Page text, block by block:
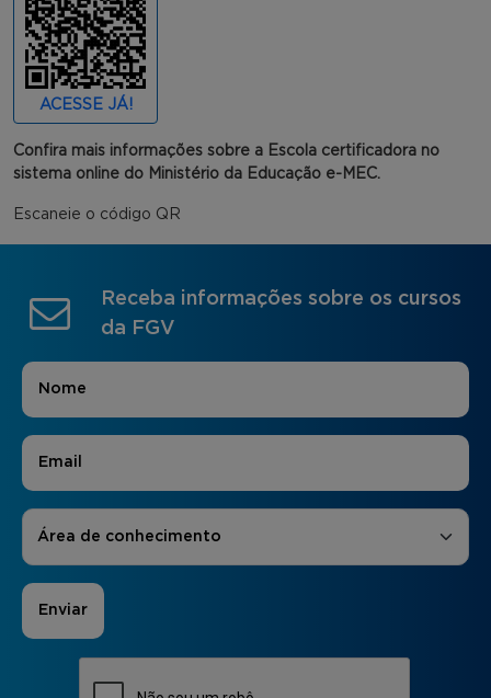
ACESSE JÁ!
Confira mais informações sobre a Escola certificadora no
sistema online do Ministério da Educação e-MEC.
Escaneie o código QR
Receba informações sobre os cursos
da FGV
Nome
E-mail
Áreas de Interesse
Área de conhecimento